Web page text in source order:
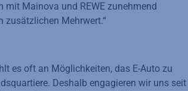
Mainova und REWE zunehmend
zusätzlichen Mehrwert.“
es oft an Möglichkeiten, das E-Auto zu
Deshalb engagieren wir uns seit